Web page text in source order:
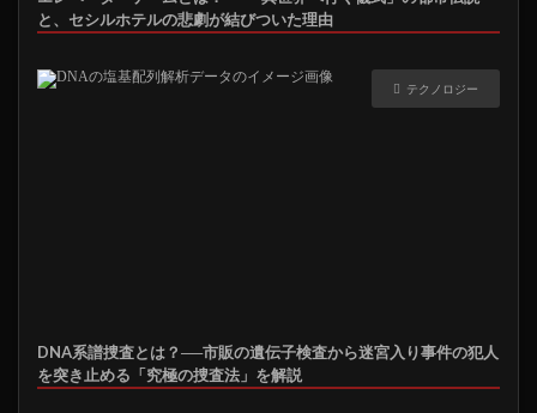
と、セシルホテルの悲劇が結びついた理由
テクノロジー
DNA系譜捜査とは？──市販の遺伝子検査から迷宮入り事件の犯人
を突き止める「究極の捜査法」を解説